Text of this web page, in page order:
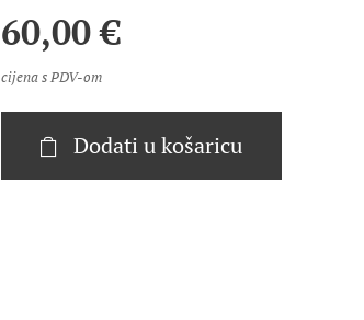
60,00€
cijena s PDV-om
Dodati u košaricu